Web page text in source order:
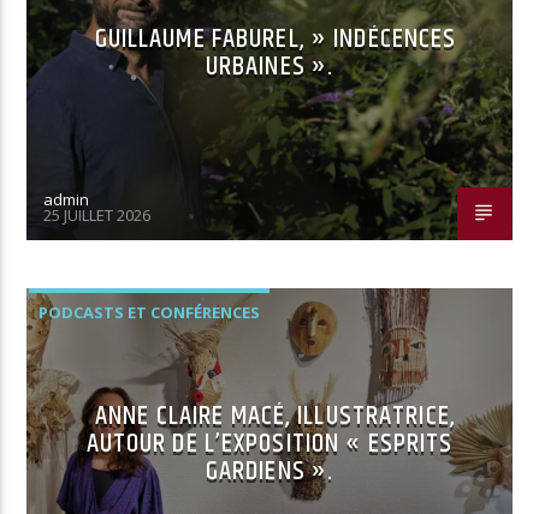
GUILLAUME FABUREL, » INDÉCENCES
URBAINES ».
admin
25 JUILLET 2026
PODCASTS ET CONFÉRENCES
ANNE CLAIRE MACÉ, ILLUSTRATRICE,
AUTOUR DE L’EXPOSITION « ESPRITS
GARDIENS ».